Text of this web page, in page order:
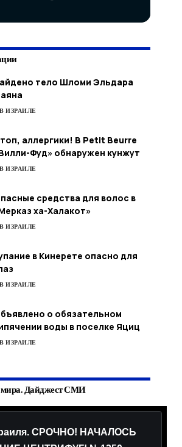
тело Шломи Эльдара
В ИЗРАИЛЕ
аллергики! В Petit Beurre
Фуд» обнаружен кунжут
В ИЗРАИЛЕ
средства для волос в
ха-Халакот»
В ИЗРАИЛЕ
в Кинерете опасно для
В ИЗРАИЛЕ
о обязательном
воды в поселке Яциц
В ИЗРАИЛЕ
мира. Дайджест СМИ